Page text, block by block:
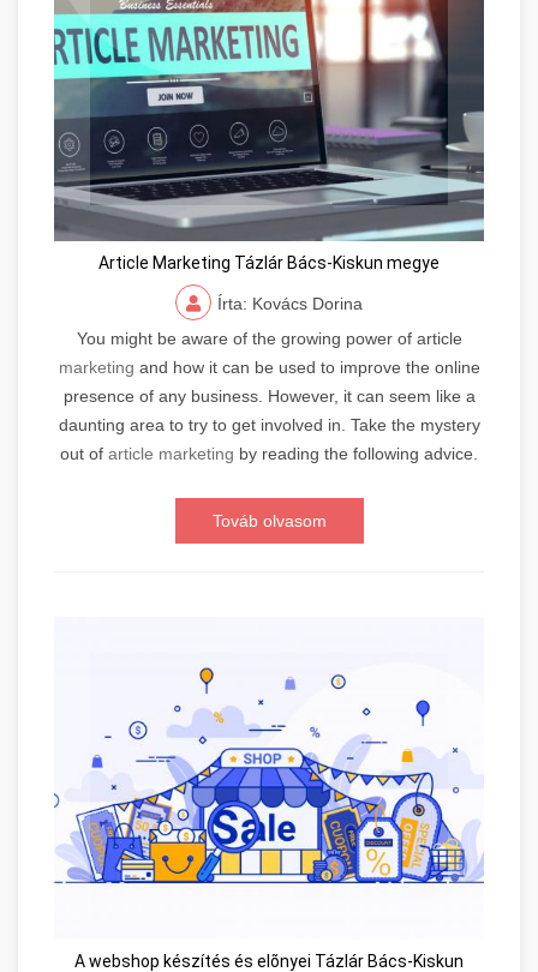
Article Marketing Tázlár Bács-Kiskun megye
Írta: Kovács Dorina
You might be aware of the growing power of article
marketing and how it can be used to improve the online
presence of any business. However, it can seem like a
daunting area to try to get involved in. Take the mystery
out of article marketing by reading the following advice.
Továb olvasom
A webshop készítés és elõnyei Tázlár Bács-Kiskun